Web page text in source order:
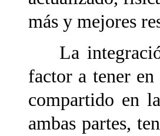
más y mejores
La
factor a tener
compartido en
ambas partes,